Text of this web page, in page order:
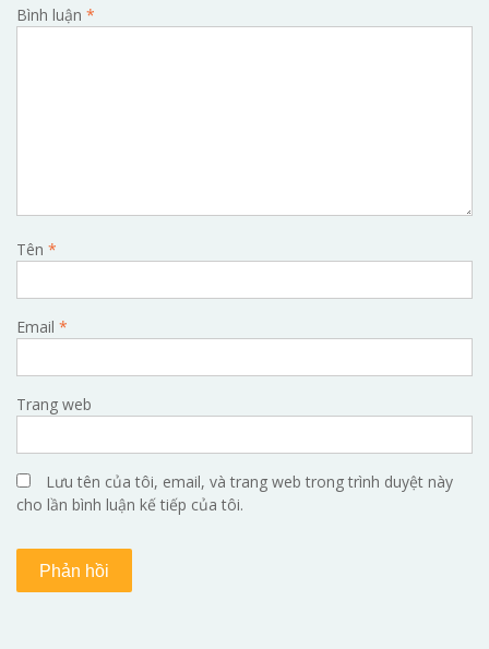
Bình luận *
Tên *
Email *
Trang web
Lưu tên của tôi, email, và trang web trong trình duyệt này
cho lần bình luận kế tiếp của tôi.